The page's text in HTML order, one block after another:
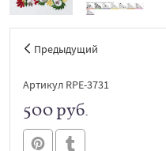
Предыдущий
Артикул RPE-3731
500 руб.